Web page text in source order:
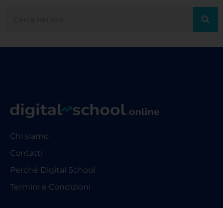
Chi siamo
Contatti
Perché Digital School
Termini e Condizioni